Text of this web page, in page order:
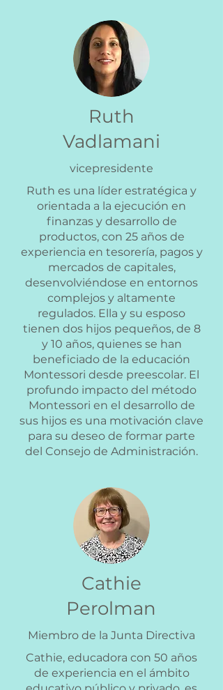
Ruth
Vadlamani
vicepresidente
Ruth es una líder estratégica y
orientada a la ejecución en
finanzas y desarrollo de
productos, con 25 años de
experiencia en tesorería, pagos y
mercados de capitales,
desenvolviéndose en entornos
complejos y altamente
regulados. Ella y su esposo
tienen dos hijos pequeños, de 8
y 10 años, quienes se han
beneficiado de la educación
Montessori desde preescolar. El
profundo impacto del método
Montessori en el desarrollo de
sus hijos es una motivación clave
para su deseo de formar parte
del Consejo de Administración.
Cathie
Perolman
Miembro de la Junta Directiva
Cathie, educadora con 50 años
de experiencia en el ámbito